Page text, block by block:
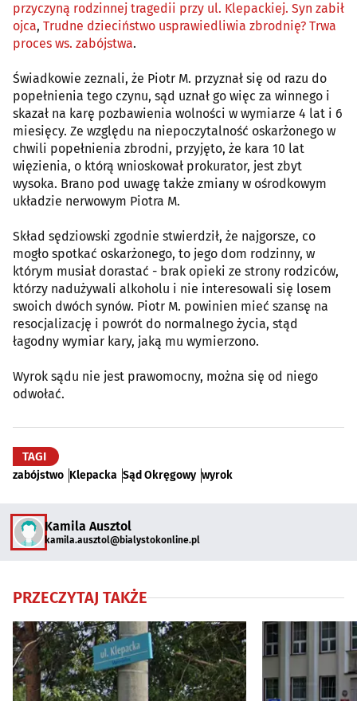
przyczyną rodzinnej tragedii przy ul. Klepackiej. Syn zabił
ojca, Trudne dzieciństwo usprawiedliwia zbrodnię? Trwa
proces ws. zabójstwa.
Świadkowie zeznali, że Piotr M. przyznał się od razu do
popełnienia tego czynu, sąd uznał go więc za winnego i
skazał na karę pozbawienia wolności w wymiarze 4 lat i 6
miesięcy. Ze względu na niepoczytalność oskarżonego w
chwili popełnienia zbrodni, przyjęto, że kara 10 lat
więzienia, o którą wnioskował prokurator, jest zbyt
wysoka. Brano pod uwagę także zmiany w ośrodkowym
układzie nerwowym Piotra M.
Skład sędziowski zgodnie stwierdził, że najgorsze, co
mogło spotkać oskarżonego, to jego dom rodzinny, w
którym musiał dorastać - brak opieki ze strony rodziców,
którzy nadużywali alkoholu i nie interesowali się losem
swoich dwóch synów. Piotr M. powinien mieć szansę na
resocjalizację i powrót do normalnego życia, stąd
łagodny wymiar kary, jaką mu wymierzono.
Wyrok sądu nie jest prawomocny, można się od niego
odwołać.
TAGI
zabójstwo Klepacka Sąd Okręgowy wyrok
Kamila Ausztol
kamila.ausztol@bialystokonline.pl
PRZECZYTAJ TAKŻE